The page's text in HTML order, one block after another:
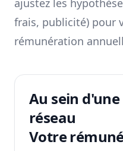
ajustez les
frais, publicité) pour
rémunération
Au sein
réseau
Votre